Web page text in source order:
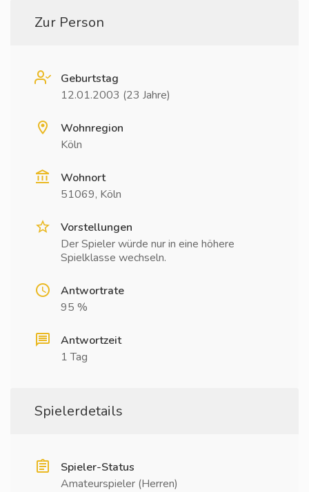
Zur Person
Geburtstag
12.01.2003 (23 Jahre)
Wohnregion
Köln
Wohnort
51069, Köln
Vorstellungen
Der Spieler würde nur in eine höhere
Spielklasse wechseln.
Antwortrate
95 %
Antwortzeit
1 Tag
Spielerdetails
Spieler-Status
Amateurspieler (Herren)